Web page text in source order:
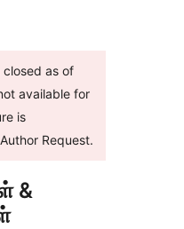
closed as of
available for
is
Request.
&